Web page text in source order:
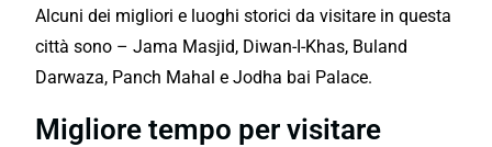
Alcuni dei migliori e luoghi storici da visitare in questa
città sono – Jama Masjid, Diwan-I-Khas, Buland
Darwaza, Panch Mahal e Jodha bai Palace.
Migliore tempo per visitare